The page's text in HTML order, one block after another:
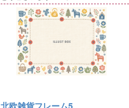
北欧雑貨フレーム5